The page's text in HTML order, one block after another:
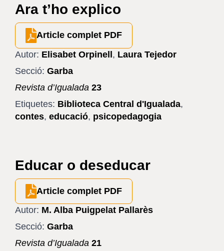
Ara t’ho explico
Article complet PDF
Autor: Elisabet Orpinell, Laura Tejedor
Secció: Garba
Revista d’Igualada 23
Etiquetes: Biblioteca Central d'Igualada,
contes, educació, psicopedagogia
Educar o deseducar
Article complet PDF
Autor: M. Alba Puigpelat Pallarès
Secció: Garba
Revista d’Igualada 21